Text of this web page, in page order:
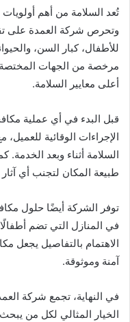
تُعد السلامة من أهم
وتحرص شركة العمدة على
للأطفال، كبار السن،
مرخصة من الجهات
أعلى معايير السلامة.
قبل البدء في أي عملية
الإجراءات الوقائية
السلامة أثناء وبعد الخدمة.
طبيعة المكان لتجنب أي آثار
توفر الشركة أيضًا حلول
في المنازل التي تضم
الاهتمام بالتفاصيل يجعل
آمنة وموثوقة.
في النهاية، تجمع شركة
الخيار المثالي لكل من